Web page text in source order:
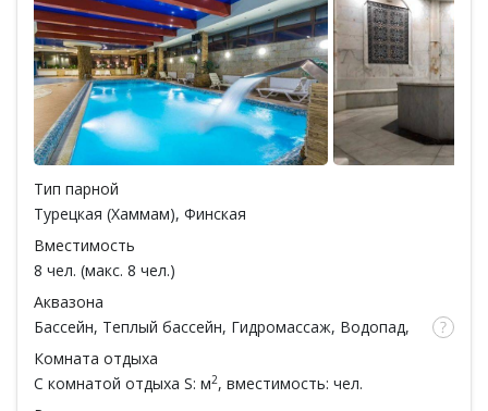
Тип парной
Турецкая (Хаммам), Финская
Вместимость
8 чел. (макс. 8 чел.)
Аквазона
Бассейн, Теплый бассейн, Гидромассаж, Водопад,
Комната отдыха
С комнатой отдыха S: м2, вместимость: чел.